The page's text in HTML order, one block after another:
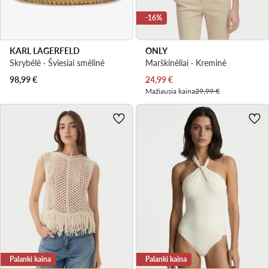
KARL LAGERFELD
Skrybėlė · Šviesiai smėlinė
98,99€
-16%
ONLY
Marškinėliai · Kreminė
Dabartinė kaina
24,99€
Mažiausia kaina29,99 €
Palanki kaina Palanki kaina